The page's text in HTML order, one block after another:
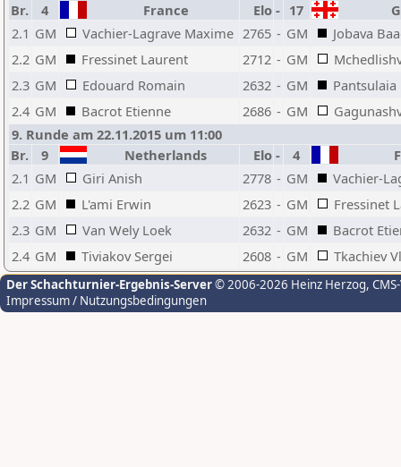
Br.
4 France Elo - 17
2.1 GM Vachier-Lagrave Maxime 2765 - GM
Jobava
2.2 GM Fressinet Laurent 2712 - GM
2.3 GM Edouard Romain 2632 - GM
Pantsulaia
2.4 GM Bacrot Etienne 2686 - GM
9. Runde am 22.11.2015 um 11:00
Br.
9 Netherlands Elo - 4
2.1 GM Giri Anish 2778 - GM
Vachier-
2.2 GM L'ami Erwin 2623 - GM
Fressinet
2.3 GM Van Wely Loek 2632 - GM
Bacrot
2.4 GM Tiviakov Sergei 2608 - GM Tkachiev
Der Schachturnier-Ergebnis-Server© 2006-2026 Heinz Herzog,
Impressum / Nutzungsbedingungen